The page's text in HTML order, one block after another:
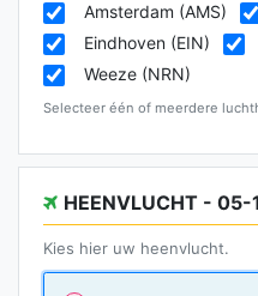
Amsterdam (AMS)
Eindhoven (EIN)
Weeze (NRN)
Selecteer één of meerdere
HEENVLUCHT -
Kies hier uw heenvlucht.